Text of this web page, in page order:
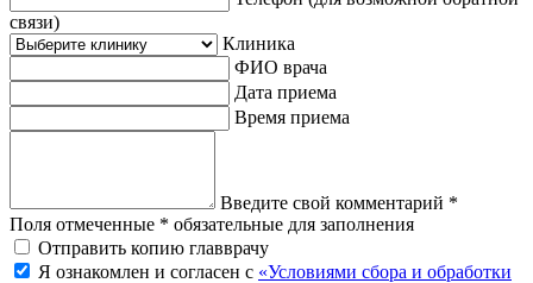
связи)
Клиника
ФИО врача
Дата приема
Время приема
Введите свой комментарий *
Поля отмеченные * обязательные для заполнения
Отправить копию главврачу
Я ознакомлен и согласен с «Условиями сбора и обработки